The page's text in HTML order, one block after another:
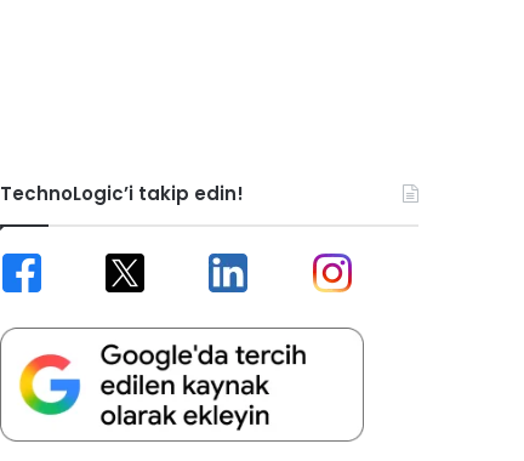
TechnoLogic’i takip edin!